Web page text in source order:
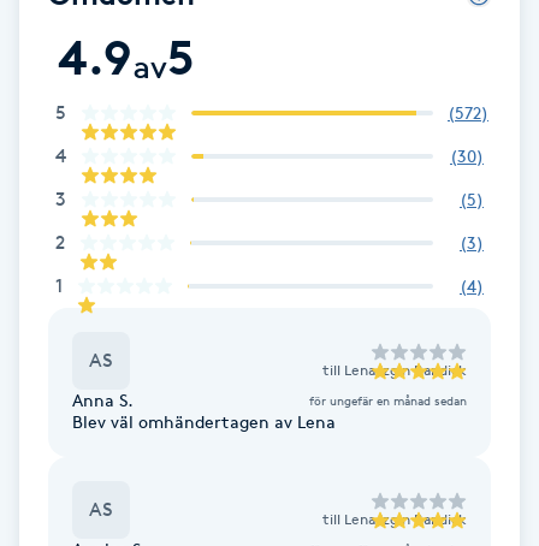
Babylights
Balayage
Bambumassage
Barber
Barnklippning
Bottenfärg
4.9av5
5 (572)
4 (30)
3 (5)
2 (3)
1 (4)
AS till Lena Izgin Bandick
Anna S. för ungefär en månad sedan
Blev väl omhändertagen av Lena
AS till Lena Izgin Bandick